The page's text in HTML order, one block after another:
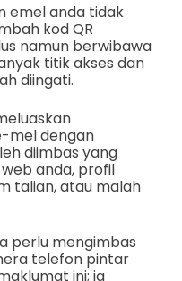
emel anda tidak
kod QR
namun berwibawa
titik akses dan
diingati.
mel dengan
diimbas yang
anda, profil
talian, atau malah
perlu mengimbas
telefon pintar
ini; ia